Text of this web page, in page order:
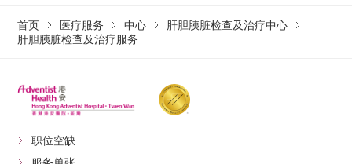
首页 医疗服务 中心
肝胆胰脏检查及治疗中心
肝胆胰脏检查及治疗服务
职位空缺